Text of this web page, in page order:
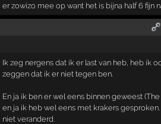
er zowizo mee op want het is bijna half 6 fijn
Ik zeg nergens dat ik er last van heb, heb ik
zeggen dat ik er niet tegen ben.
En ja ik ben er wel eens binnen geweest
en ja ik heb wel eens met krakers
niet veranderd.